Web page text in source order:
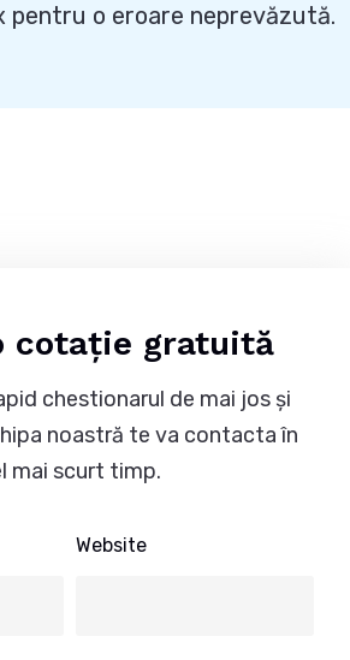
pentru o eroare neprevăzută.
cotație gratuită
chestionarul de mai jos și
noastră te va contacta în
mai scurt timp.
Website